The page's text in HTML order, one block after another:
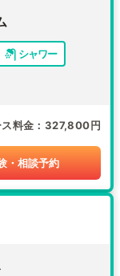
シャワー
料金 327,800円
・相談予約